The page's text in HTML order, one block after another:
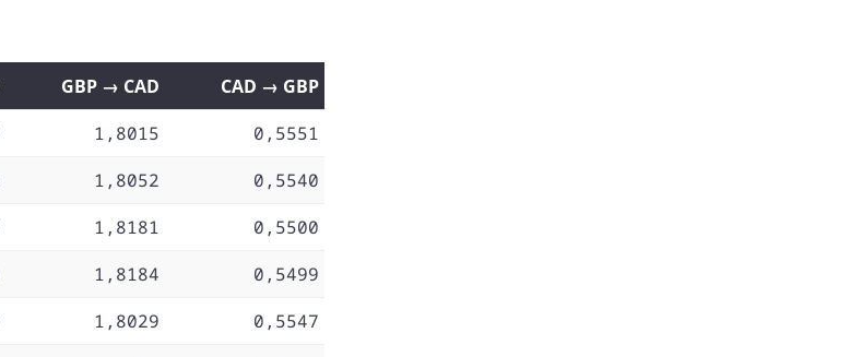
GBP → CAD
CAD → GBP
1,8015
0,5551
1,8052
0,5540
1,8181
0,5500
1,8184
0,5499
1,8029
0,5547